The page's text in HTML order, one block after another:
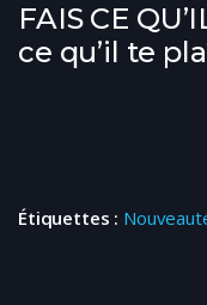
FAIS CE
ce qu’il te
Étiquettes :